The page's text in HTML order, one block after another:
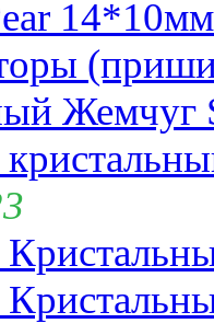
Жемчуг